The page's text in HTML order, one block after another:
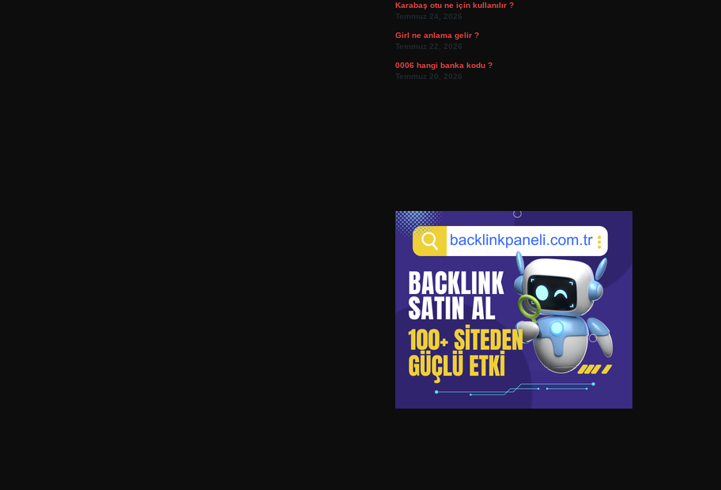
Karabaş otu ne için kullanılır ?
Temmuz 24, 2026
Girl ne anlama gelir ?
Temmuz 22, 2026
0006 hangi banka kodu ?
Temmuz 20, 2026